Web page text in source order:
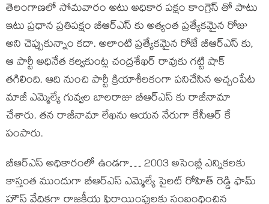
తెలంగాణలో సోమవారం అటు అధికార పక్షం కాంగ్రెస్ తో పాటు
ఇటు ప్రధాన ప్రతిపక్షం బీఆర్ఎస్ కు అత్యంత ప్రత్యేకమైన రోజు
అని చెప్పుకున్నాం కదా. అలాంటి ప్రత్యేకమైన రోజే బీఆర్ఎస్ కు,
ఆ పార్టీ అధినేత కల్వకుంట్ల చంద్రశేఖర్ రావుకు గట్టి షాక్
తగిలింది. ఆది నుంచి పార్టీ క్రియాశీలకంగా పనిచేసిన అచ్చంపేట
మాజీ ఎమ్మెల్యే గువ్వల బాలరాజు బీఆర్ఎస్ కు రాజీనామా
చేశారు. తన రాజీనామా లేఖను ఆయన నేరుగా కేసీఆర్ కే
పంపారు.
బీఆర్ఎస్ అధికారంలో ఉండగా… 2003 అసెంబ్లీ ఎన్నికలకు
కాస్తంత ముందుగా బీఆర్ఎస్ ఎమ్మెల్యే పైలట్ రోహిత్ రెడ్డి ఫామ్